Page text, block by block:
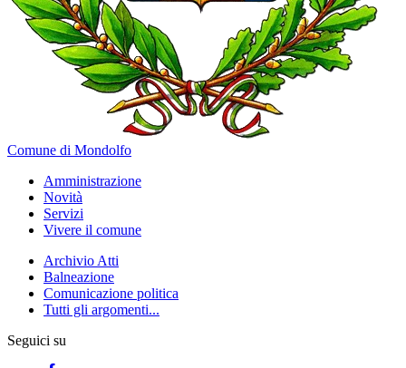
Comune di Mondolfo
Amministrazione
Novità
Servizi
Vivere il comune
Archivio Atti
Balneazione
Comunicazione politica
Tutti gli argomenti...
Seguici su